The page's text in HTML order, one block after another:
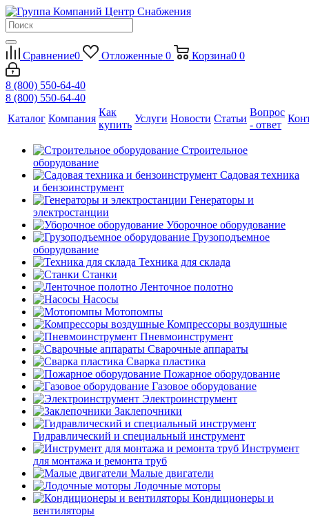
Сравнение0 Отложенные 0 Корзина0 0
8 (800) 550-64-40
8 (800) 550-64-40
Каталог Компания
Как
купить
Услуги Новости Статьи
Вопрос
- ответ
Строительное
оборудование
Садовая техника
и бензоинструмент
Генераторы и
электростанции
Уборочное оборудование
Грузоподъемное
оборудование
Техника для склада
Станки
Ленточное полотно
Насосы
Мотопомпы
Компрессоры воздушные
Пневмоинструмент
Сварочные аппараты
Сварка пластика
Пожарное оборудование
Газовое оборудование
Электроинструмент
Заклепочники
Гидравлический и специальный инструмент
Инструмент
для монтажа и ремонта труб
Малые двигатели
Лодочные моторы
Кондиционеры и
вентиляторы